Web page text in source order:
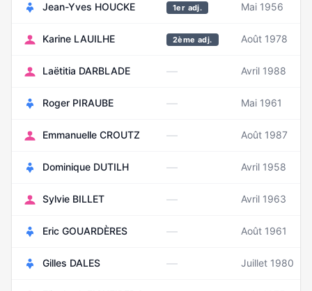
Jean-Yves HOUCKE 1er adj. Mai 1956
Karine LAUILHE 2ème adj. Août 1978
Laëtitia DARBLADE — Avril 1988
Roger PIRAUBE — Mai 1961
Emmanuelle CROUTZ — Août 1987
Dominique DUTILH — Avril 1958
Sylvie BILLET — Avril 1963
Eric GOUARDÈRES — Août 1961
Gilles DALES — Juillet 1980